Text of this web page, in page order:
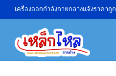
เครื่องออกกำลังกายกลางแจ้งราคาถูก